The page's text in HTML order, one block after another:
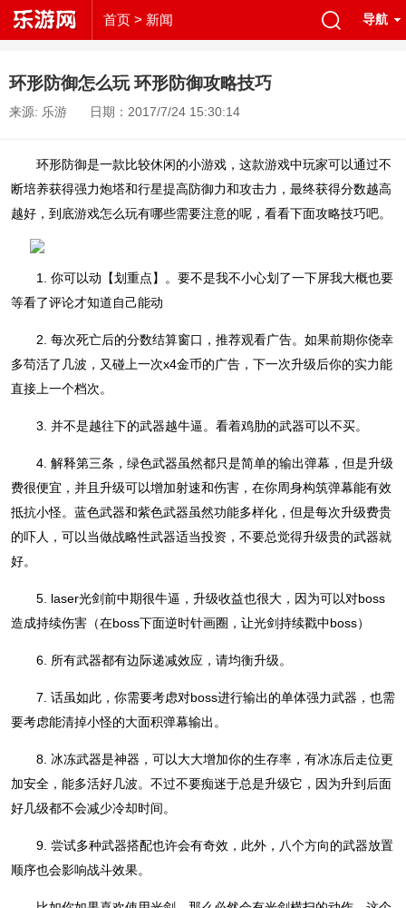
首页 > 新闻 导航
环形防御怎么玩 环形防御攻略技巧
来源: 乐游 日期：2017/7/24 15:30:14
环形防御是一款比较休闲的小游戏，这款游戏中玩家可以通过不
断培养获得强力炮塔和行星提高防御力和攻击力，最终获得分数越高
越好，到底游戏怎么玩有哪些需要注意的呢，看看下面攻略技巧吧。
1. 你可以动【划重点】。要不是我不小心划了一下屏我大概也要
等看了评论才知道自己能动
2. 每次死亡后的分数结算窗口，推荐观看广告。如果前期你侥幸
多苟活了几波，又碰上一次x4金币的广告，下一次升级后你的实力能
直接上一个档次。
3. 并不是越往下的武器越牛逼。看着鸡肋的武器可以不买。
4. 解释第三条，绿色武器虽然都只是简单的输出弹幕，但是升级
费很便宜，并且升级可以增加射速和伤害，在你周身构筑弹幕能有效
抵抗小怪。蓝色武器和紫色武器虽然功能多样化，但是每次升级费贵
的吓人，可以当做战略性武器适当投资，不要总觉得升级贵的武器就
好。
5. laser光剑前中期很牛逼，升级收益也很大，因为可以对boss
造成持续伤害（在boss下面逆时针画圈，让光剑持续戳中boss）
6. 所有武器都有边际递减效应，请均衡升级。
7. 话虽如此，你需要考虑对boss进行输出的单体强力武器，也需
要考虑能清掉小怪的大面积弹幕输出。
8. 冰冻武器是神器，可以大大增加你的生存率，有冰冻后走位更
加安全，能多活好几波。不过不要痴迷于总是升级它，因为升到后面
好几级都不会减少冷却时间。
9. 尝试多种武器搭配也许会有奇效，此外，八个方向的武器放置
顺序也会影响战斗效果。